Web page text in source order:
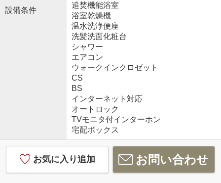
設備条件
追焚機能浴室
浴室乾燥機
温水洗浄便座
洗髪洗面化粧台
シャワー
エアコン
ウォークインクロゼット
CS
BS
インターネット対応
オートロック
TVモニタ付インターホン
宅配ボックス
お気に入り追加 お問い合わせ